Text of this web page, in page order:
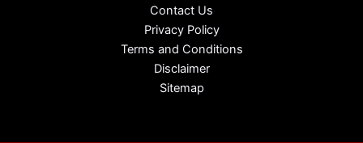
Contact Us
Privacy Policy
Terms and Conditions
Disclaimer
Sitemap